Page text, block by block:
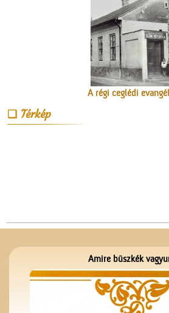
A régi ceglédi
Az ötödik köztéri
Térkép
Amire büszkék